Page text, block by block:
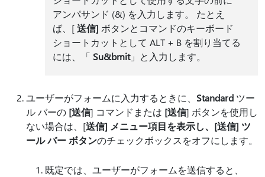
アンパサンド (&) を入力します。 たとえ
ば、[送信] ボタンとコマンドのキーボード
ショートカットとして ALT + B を割り当てる
には、「 Su&bmit」と入力します。
ユーザーがフォームに入力するときに、 Standard ツー
ル バーの [送信] コマンドまたは [送信] ボタンを使用し
ない場合は、[送信] メニュー項目を表示し、[送信] ツ
ール バー ボタンのチェックボックスをオフにします。
既定では、ユーザーがフォームを送信すると、